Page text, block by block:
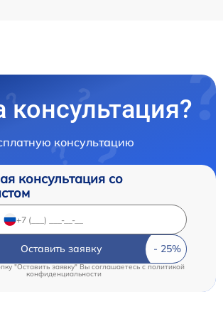
консультацию
консультация со
Оставить заявку
"Оставить заявку" Вы соглашаетесь c политикой
конфиденциальности